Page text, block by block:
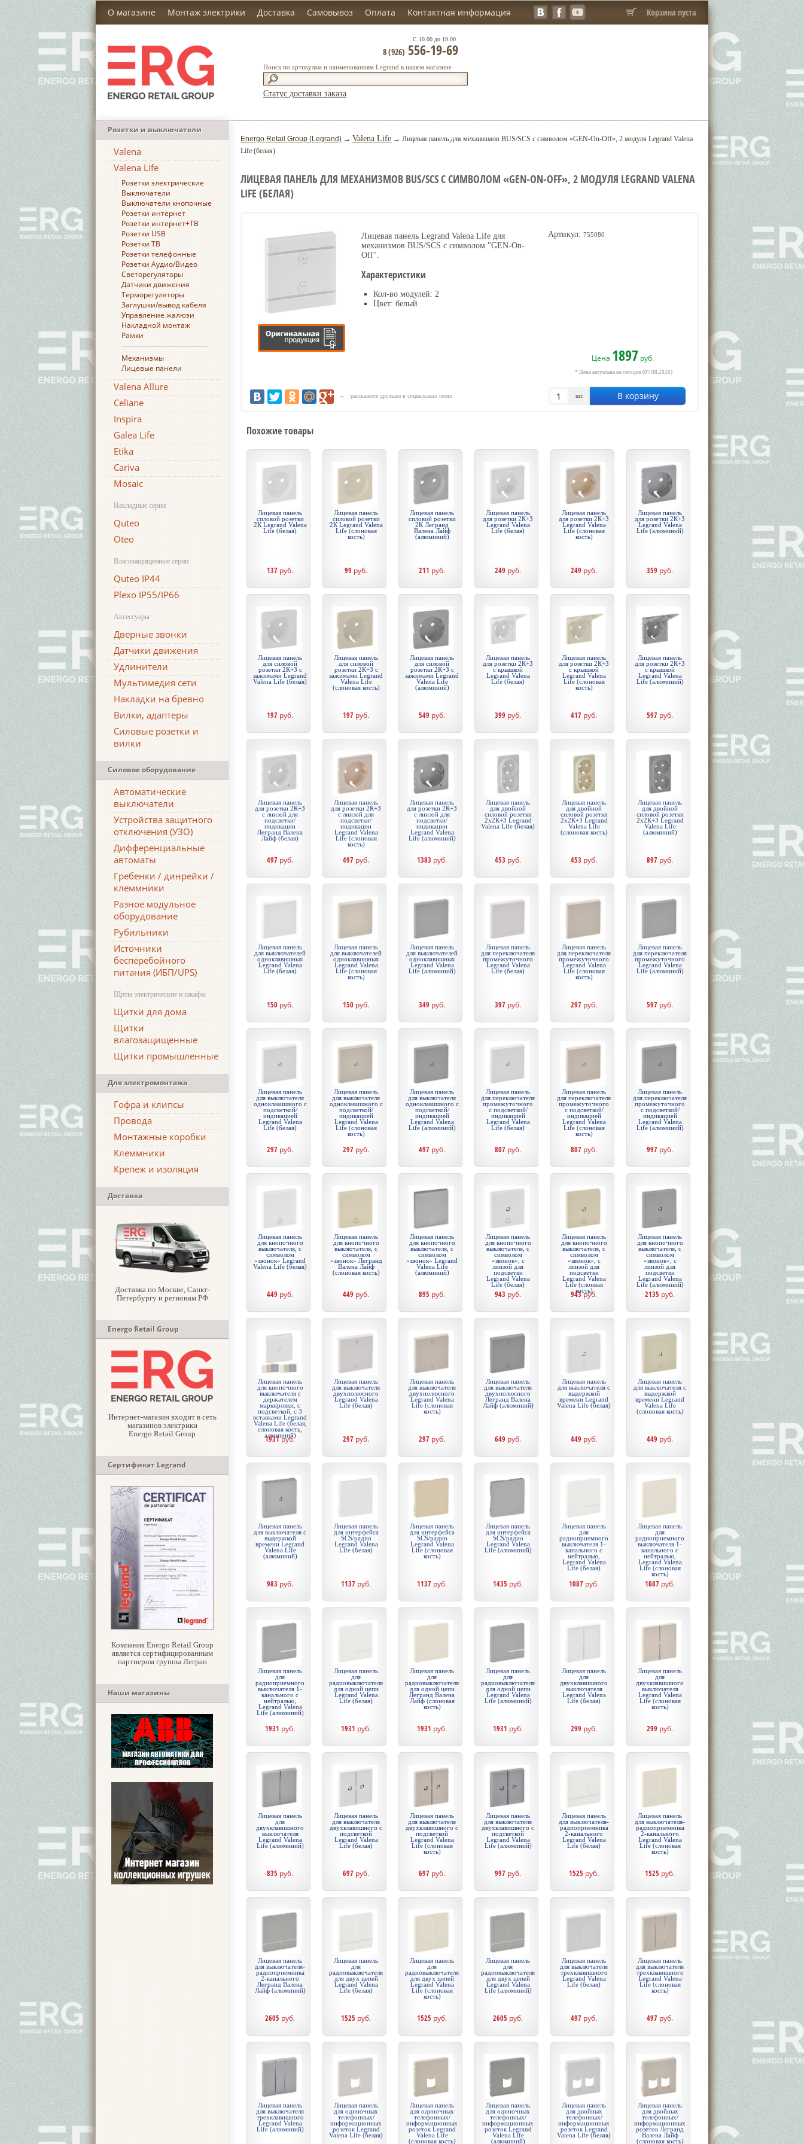
О магазине Монтаж электрики Доставка Самовывоз Оплата Контактная информация Корзина пуста
Поиск по артикулам и наименованиям Legrand в нашем магазине
С 10.00 до 19.00
8 (926) 556-19-69
Статус доставки заказа
Розетки и выключатели
Valena
Valena Life
Розетки электрические
Выключатели
Выключатели кнопочные
Розетки интернет
Розетки интернет+ТВ
Розетки USB
Розетки ТВ
Розетки телефонные
Розетки Аудио/Видео
Светорегуляторы
Датчики движения
Терморегуляторы
Заглушки/вывод кабеля
Управление жалюзи
Накладной монтаж
Рамки
Механизмы
Лицевые панели
Valena Allure
Celiane
Inspira
Galea Life
Etika
Cariva
Mosaic
Накладные серии
Quteo
Oteo
Влагозащищенные серии
Quteo IP44
Plexo IP55/IP66
Аксессуары
Дверные звонки
Датчики движения
Удлинители
Мультимедия сети
Накладки на бревно
Вилки, адаптеры
Силовые розетки и
вилки
Силовое оборудование
Автоматические
выключатели
Устройства защитного
отключения (УЗО)
Дифференциальные
автоматы
Гребенки / динрейки /
клеммники
Разное модульное
оборудование
Рубильники
Источники
бесперебойного
питания (ИБП/UPS)
Щиты электрические и шкафы
Щитки для дома
Щитки
влагозащищенные
Щитки промышленные
Для электромонтажа
Гофра и клипсы
Провода
Монтажные коробки
Клеммники
Крепеж и изоляция
Доставка
Доставка по Москве, Санкт-
Петербургу и регионам РФ
Energo Retail Group
Интернет-магазин входит в сеть
магазинов электрики
Energo Retail Group
Сертификат Legrand
Компания Energo Retail Group
является сертифицированным
партнером группы Легран
Наши магазины
Energo Retail Group (Legrand) → Valena Life → Лицевая панель для механизмов BUS/SCS с символом «GEN-On-Off», 2 модуля Legrand Valena
Life (белая)
ЛИЦЕВАЯ ПАНЕЛЬ ДЛЯ МЕХАНИЗМОВ BUS/SCS С СИМВОЛОМ «GEN-ON-OFF», 2 МОДУЛЯ LEGRAND VALENA
LIFE (БЕЛАЯ)
Артикул: 755080
Цена 1897 руб.
* Цена актуальна на сегодня (07.08.2026)
шт. В корзину
Лицевая панель Legrand Valena Life для
механизмов BUS/SCS с символом "GEN-On-
Off".
Характеристики
Кол-во модулей: 2
Цвет: белый
← расскажите друзьям в социальных сетях
Похожие товары
Лицевая панель
силовой розетки
2К Legrand Valena
Life (белая)
137 руб.
Лицевая панель
силовой розетки
2К Legrand Valena
Life (слоновая
кость)
99 руб.
Лицевая панель
силовой розетки
2К Легранд
Валена Лайф
(алюминий)
211 руб.
Лицевая панель
для розетки 2К+З
Legrand Valena
Life (белая)
249 руб.
Лицевая панель
для розетки 2К+З
Legrand Valena
Life (слоновая
кость)
249 руб.
Лицевая панель
для розетки 2К+З
Legrand Valena
Life (алюминий)
359 руб.
Лицевая панель
для силовой
розетки 2К+З с
зажимами Legrand
Valena Life (белая)
197 руб.
Лицевая панель
для силовой
розетки 2К+З с
зажимами Legrand
Valena Life
(слоновая кость)
197 руб.
Лицевая панель
для силовой
розетки 2К+З с
зажимами Legrand
Valena Life
(алюминий)
549 руб.
Лицевая панель
для розетки 2К+З
c крышкой
Legrand Valena
Life (белая)
399 руб.
Лицевая панель
для розетки 2К+З
c крышкой
Legrand Valena
Life (слоновая
кость)
417 руб.
Лицевая панель
для розетки 2К+З
c крышкой
Legrand Valena
Life (алюминий)
597 руб.
Лицевая панель
для розетки 2К+З
c линзой для
подсветки/
индикации
Легранд Валена
Лайф (белая)
497 руб.
Лицевая панель
для розетки 2К+З
c линзой для
подсветки/
индикации
Legrand Valena
Life (слоновая
кость)
497 руб.
Лицевая панель
для розетки 2К+З
c линзой для
подсветки/
индикации
Legrand Valena
Life (алюминий)
1383 руб.
Лицевая панель
для двойной
силовой розетки
2х2К+З Legrand
Valena Life (белая)
453 руб.
Лицевая панель
для двойной
силовой розетки
2х2К+З Legrand
Valena Life
(слоновая кость)
453 руб.
Лицевая панель
для двойной
силовой розетки
2х2К+З Legrand
Valena Life
(алюминий)
897 руб.
Лицевая панель
для выключателей
одноклавишных
Legrand Valena
Life (белая)
150 руб.
Лицевая панель
для выключателей
одноклавишных
Legrand Valena
Life (слоновая
кость)
150 руб.
Лицевая панель
для выключателей
одноклавишных
Legrand Valena
Life (алюминий)
349 руб.
Лицевая панель
для переключателя
промежуточного
Legrand Valena
Life (белая)
397 руб.
Лицевая панель
для переключателя
промежуточного
Legrand Valena
Life (слоновая
кость)
297 руб.
Лицевая панель
для переключателя
промежуточного
Legrand Valena
Life (алюминий)
597 руб.
Лицевая панель
для выключателя
одноклавишного с
подсветкой/
индикацией
Legrand Valena
Life (белая)
297 руб.
Лицевая панель
для выключателя
одноклавишного с
подсветкой/
индикацией
Legrand Valena
Life (слоновая
кость)
297 руб.
Лицевая панель
для выключателя
одноклавишного с
подсветкой/
индикацией
Legrand Valena
Life (алюминий)
497 руб.
Лицевая панель
для переключателя
промежуточного
с подсветкой/
индикацией
Legrand Valena
Life (белая)
807 руб.
Лицевая панель
для переключателя
промежуточного
с подсветкой/
индикацией
Legrand Valena
Life (слоновая
кость)
807 руб.
Лицевая панель
для переключателя
промежуточного
с подсветкой/
индикацией
Legrand Valena
Life (алюминий)
997 руб.
Лицевая панель
для кнопочного
выключателя, с
символом
«звонок» Legrand
Valena Life (белая)
449 руб.
Лицевая панель
для кнопочного
выключателя, с
символом
«звонок» Легранд
Валена Лайф
(слоновая кость)
449 руб.
Лицевая панель
для кнопочного
выключателя, с
символом
«звонок» Legrand
Valena Life
(алюминий)
895 руб.
Лицевая панель
для кнопочного
выключателя, с
символом
«звонок», c
линзой для
подсветки
Legrand Valena
Life (белая)
943 руб.
Лицевая панель
для кнопочного
выключателя, с
символом
«звонок», c
линзой для
подсветки
Legrand Valena
Life (слонвая
кость)
943руб.
Лицевая панель
для кнопочного
выключателя, с
символом
«звонок», c
линзой для
подсветки
Legrand Valena
Life (алюминий)
2135 руб.
Лицевая панель
для кнопочного
выключателя с
держателем
маркировки, с
подсветкой, с 3
вставками Legrand
Valena Life (белая,
слоновая кость,
алюминий)
1931руб.
Лицевая панель
для выключателя
двухполюсного
Legrand Valena
Life (белая)
297 руб.
Лицевая панель
для выключателя
двухполюсного
Legrand Valena
Life (слоновая
кость)
297 руб.
Лицевая панель
для выключателя
двухполюсного
Легранд Валена
Лайф (алюминий)
649 руб.
Лицевая панель
для выключателя с
выдержкой
времени Legrand
Valena Life (белая)
449 руб.
Лицевая панель
для выключателя с
выдержкой
времени Legrand
Valena Life
(слоновая кость)
449 руб.
Лицевая панель
для выключателя с
выдержкой
времени Legrand
Valena Life
(алюминий)
983 руб.
Лицевая панель
для интерфейса
SCS/радио
Legrand Valena
Life (белая)
1137 руб.
Лицевая панель
для интерфейса
SCS/радио
Legrand Valena
Life (слоновая
кость)
1137 руб.
Лицевая панель
для интерфейса
SCS/радио
Legrand Valena
Life (алюминий)
1435 руб.
Лицевая панель
для
радиоприемного
выключателя 1-
канального с
нейтралью,
Legrand Valena
Life (белая)
1087 руб.
Лицевая панель
для
радиоприемного
выключателя 1-
канального с
нейтралью,
Legrand Valena
Life (слоновая
кость)
1087 руб.
Лицевая панель
для
радиоприемного
выключателя 1-
канального с
нейтралью,
Legrand Valena
Life (алюминий)
1931 руб.
Лицевая панель
для
радиовыключателя
для одной цепи
Legrand Valena
Life (белая)
1931 руб.
Лицевая панель
для
радиовыключателя
для одной цепи
Легранд Валена
Лайф (слоновая
кость)
1931 руб.
Лицевая панель
для
радиовыключателя
для одной цепи
Legrand Valena
Life (алюминий)
1931 руб.
Лицевая панель
для
двухклавишного
выключателя
Legrand Valena
Life (белая)
299 руб.
Лицевая панель
для
двухклавишного
выключателя
Legrand Valena
Life (слоновая
кость)
299 руб.
Лицевая панель
для
двухклавишного
выключателя
Legrand Valena
Life (алюминий)
835 руб.
Лицевая панель
для выключателя
двухклавишного с
подсветкой
Legrand Valena
Life (белая)
697 руб.
Лицевая панель
для выключателя
двухклавишного с
подсветкой
Legrand Valena
Life (слоновая
кость)
697 руб.
Лицевая панель
для выключателя
двухклавишного с
подсветкой
Legrand Valena
Life (алюминий)
997 руб.
Лицевая панель
для выключателя-
радиоприемника
2-канального
Legrand Valena
Life (белая)
1525 руб.
Лицевая панель
для выключателя-
радиоприемника
2-канального
Legrand Valena
Life (слоновая
кость)
1525 руб.
Лицевая панель
для выключателя-
радиоприемника
2-канального
Легранд Валена
Лайф (алюминий)
2605 руб.
Лицевая панель
для
радиовыключателя
для двух цепей
Legrand Valena
Life (белая)
1525 руб.
Лицевая панель
для
радиовыключателя
для двух цепей
Legrand Valena
Life (слоновая
кость)
1525 руб.
Лицевая панель
для
радиовыключателя
для двух цепей
Legrand Valena
Life (алюминий)
2605 руб.
Лицевая панель
для выключателя
трехклавишного
Legrand Valena
Life (белая)
497 руб.
Лицевая панель
для выключателя
трехклавишного
Legrand Valena
Life (слоновая
кость)
497 руб.
Лицевая панель
для выключателя
трехклавишного
Legrand Valena
Life (алюминий)
Лицевая панель
для одиночных
телефонных/
информационных
розеток Legrand
Valena Life (белая)
Лицевая панель
для одиночных
телефонных/
информационных
розеток Legrand
Valena Life
(слоновая кость)
Лицевая панель
для одиночных
телефонных/
информационных
розеток Legrand
Valena Life
(алюминий)
Лицевая панель
для двойных
телефонных/
информационных
розеток Legrand
Valena Life (белая)
Лицевая панель
для двойных
телефонных/
информационных
розеток Легранд
Валена Лайф
(слоновая кость)